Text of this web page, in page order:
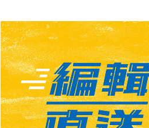
宏益代表簽署，12項承諾全勾選「
「今天不做、明天後悔」。環保局
央檢討當前「與國際減碳背道而馳